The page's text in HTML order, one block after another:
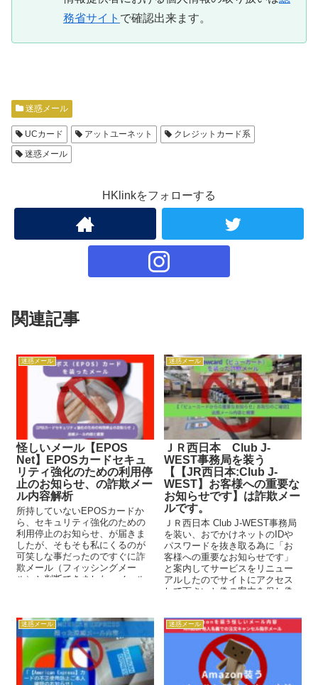
務省サイト で確認出来ます。
迷惑メール
UCカード アットユーネット
クレジットカード系
迷惑メール
HKlinkをフォローする
関連記事
迷惑メール
怪しいメール【EPOS
Net】EPOSカードセキュ
リティ強化のための利用停
止のお知らせ、の詐欺メー
ル内容解析
所持していないEPOSカードか
ら、セキュリティ強化のための
利用停止のお知らせ、が届きま
したが、そもそも私にくるのが
可笑しな事だったのですぐに詐
欺メール（フィッシングメー
ル）と判断できました、メール
ます、同様のメールが来た方の
注意喚起の為に乗せています。
迷惑メール
ＪＲ西日本 Club J-
WEST事務局を装う
【【JR西日本:Club J-
WEST】お客様への重要な
お知らせです】は詐欺メー
ルです。
ＪＲ西日本 Club J-WEST事務局
を装い、おでかけネットのIDや
パスワードを抜き取る為に「お
客様への重要なお知らせです」
と案内してサービスをリニュー
アルしたのでサイトにアクセス
して下さいと偽の案内を促し偽
ますが、画面では見分けが付き
ません。被害に遭わない為にも
確認して注意して下さい。
迷惑メール 迷惑メール